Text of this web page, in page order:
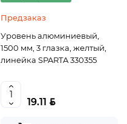
Предзаказ
Уровень алюминиевый,
1500 мм, 3 глазка, желтый,
линейка SPARTA 330355
19.11 BYN